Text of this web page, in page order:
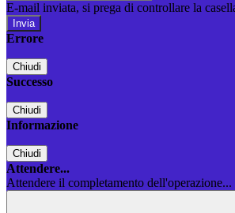
E-mail inviata, si prega di controllare la
Errore
Chiudi
Successo
Chiudi
Informazione
Chiudi
Attendere...
Attendere il completamento dell'operazione...